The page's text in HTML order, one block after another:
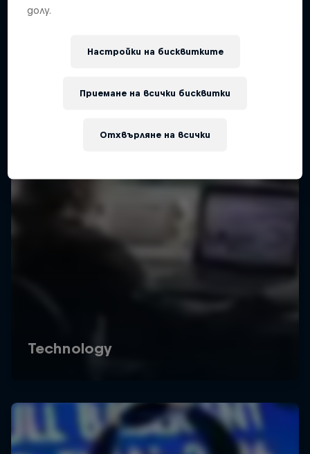
долу.
Настройки на бисквитките
Отхвърляне на всички
Приемане на всички бисквитки